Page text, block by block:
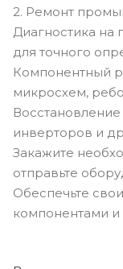
2. Ремонт
Диагностика
для точного
Компонентный
микросхем,
инверторов и
Закажите
отправьте
Обеспечьте
компонентами